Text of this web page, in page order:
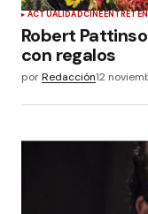
ACTUALIDADCINE
Robert
con regalos
porRedacción12